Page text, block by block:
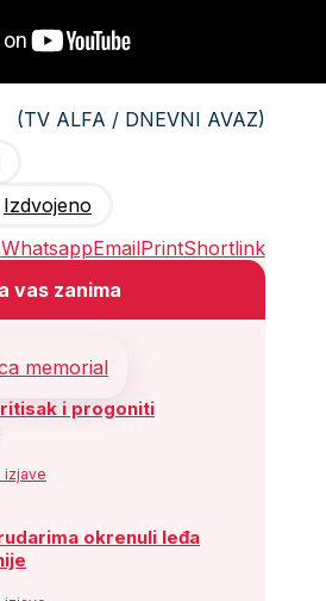
(TV ALFA / DNEVNI AVAZ)
Izdvojeno
WhatsappEmailPrintShortlink
vas zanima
i progoniti
izjave
okrenuli leđa